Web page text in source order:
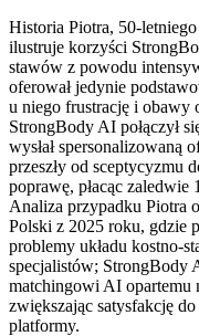
Historia Piotra, 50-
ilustruje korzyści
stawów z powodu
oferował jedynie
u niego frustrację i obawy
StrongBody AI połączył
wysłał spersonalizowaną
przeszły od sceptycyzmu
poprawę, płacąc
Analiza przypadku Piotra
Polski z 2025 roku, gdzie
problemy układu kostno-
specjalistów; StrongBody
matchingowi AI opartemu
zwiększając satysfakcję
platformy.